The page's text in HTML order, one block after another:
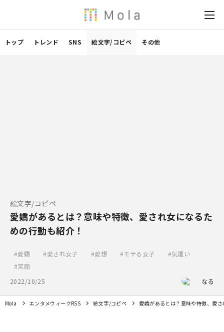
トップ トレンド SNS 絵文字/コピペ その他
絵文字/コピペ
愛嬌があるとは？意味や特徴、愛され女になるた
めの行動も紹介！
愛嬌 愛され女子 愛想 モテる女子
気遣い
笑顔
2022/10/25
なる
Mola エンタメウィークRSS 絵文字/コピペ 愛嬌があるとは？意味や特徴、愛